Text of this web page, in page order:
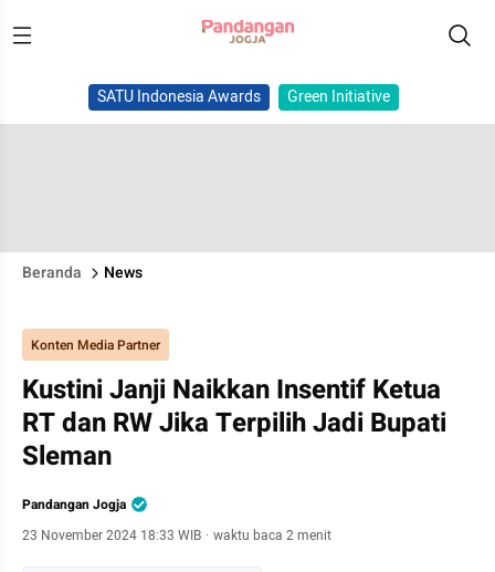
SATU Indonesia Awards Green Initiative
Beranda News
Konten Media Partner
Kustini Janji Naikkan Insentif Ketua
RT dan RW Jika Terpilih Jadi Bupati
Sleman
Pandangan Jogja
23 November 2024 18:33 WIB · waktu baca 2 menit